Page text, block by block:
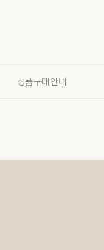
상품구매안내